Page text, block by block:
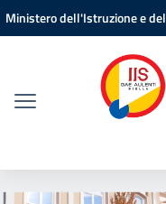
Vai ai contenuti
Vai al menu di navigazione
Vai al footer
Ministero dell'Istruzione e del